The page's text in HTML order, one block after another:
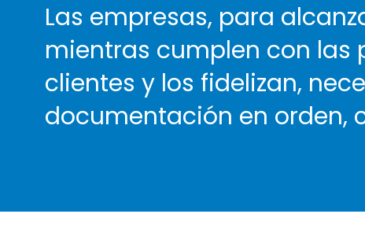
Las empresas, para
mientras cumplen con las
clientes y los fidelizan,
documentación en orden,